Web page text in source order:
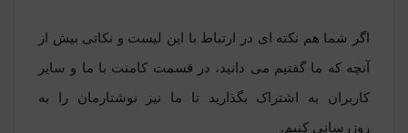
اگر شما هم نکته ای در ارتباط با این لیست و نکاتی بیش از
آنچه که ما گفتیم می دانید، در قسمت کامنت با ما و سایر
کاربران به اشتراک بگذارید تا ما نیز نوشتارمان را به
روزرسانی کنیم.